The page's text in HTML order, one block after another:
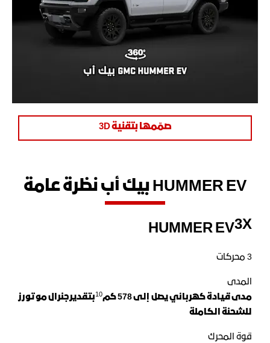
صمّمها بتقنية 3D
HUMMER EV بيك أب نظرة عامة
HUMMER EV3X
3 محركات
المدى
مدى قيادة كهربائي يصل إلى578كم10بتقديرجنرال موتورز
للشحنة الكاملة
قوة المحرك